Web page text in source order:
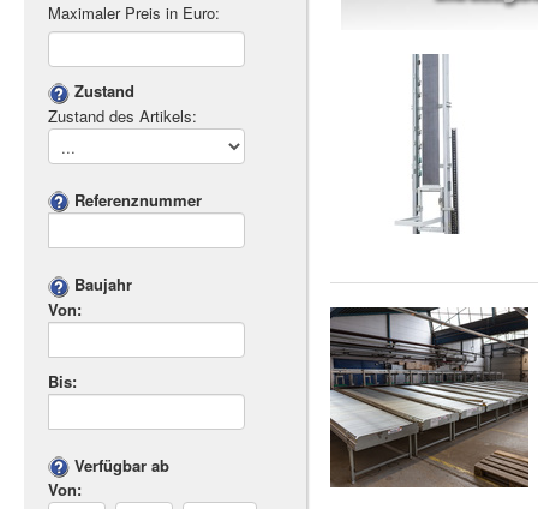
Maximaler Preis in Euro:
Zustand
Zustand des Artikels:
Referenznummer
Baujahr
Von:
Bis:
Verfügbar ab
Von: